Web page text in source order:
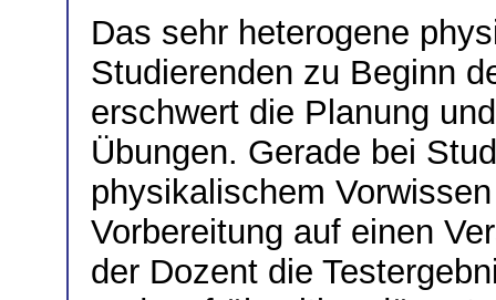
Das sehr heterogene
Studierenden zu Beginn
erschwert die Planung
Übungen. Gerade bei
physikalischem
Vorbereitung auf einen
der Dozent die